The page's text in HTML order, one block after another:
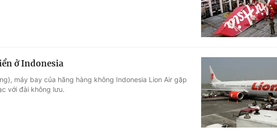
ở Indonesia
máy bay của hãng hàng không Indonesia Lion Air gặp
với đài không lưu.